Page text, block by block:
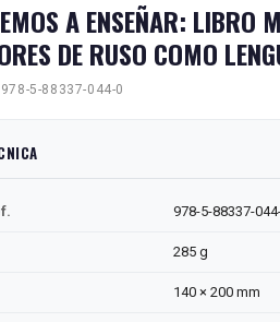
A ENSEÑAR: LIBRO
DE RUSO COMO
978-5-88337-044-0
978-5-88337-
285 g
140 × 200 mm